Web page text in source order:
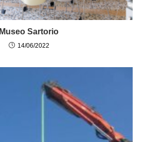
Museo Sartorio
14/06/2022